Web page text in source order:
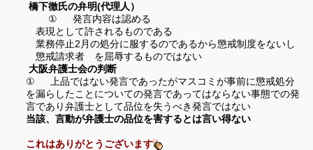
橋下徹氏の弁明(代理人）
①
発言内容は認める
表現として許されるものである
業務停止2月の処分に服するのであるから懲戒制度をないし
懲戒請求者 を屈辱するものではない
大阪弁護士会の判断
①
上品ではない発言であったがマスコミが事前に懲戒処分
を漏らしたことについての発言であってはならない事態での発
言であり弁護士として品位を失うべき発言ではない
当該、言動が弁護士の品位を害するとは言い得ない
これはありがとうございます